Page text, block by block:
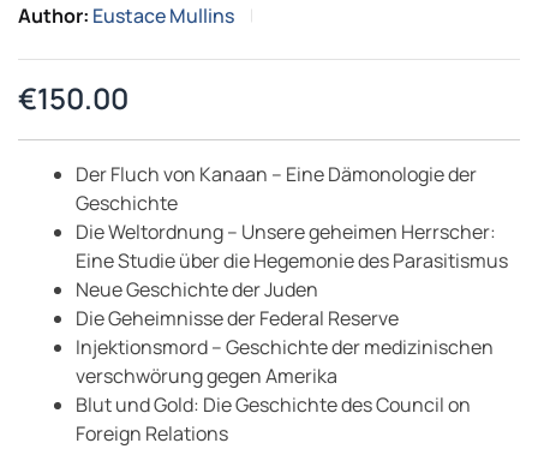
Author: Eustace Mullins
€150.00
Der Fluch von Kanaan – Eine Dämonologie der
Geschichte
Die Weltordnung – Unsere geheimen Herrscher:
Eine Studie über die Hegemonie des Parasitismus
Neue Geschichte der Juden
Die Geheimnisse der Federal Reserve
Injektionsmord – Geschichte der medizinischen
verschwörung gegen Amerika
Blut und Gold: Die Geschichte des Council on
Foreign Relations